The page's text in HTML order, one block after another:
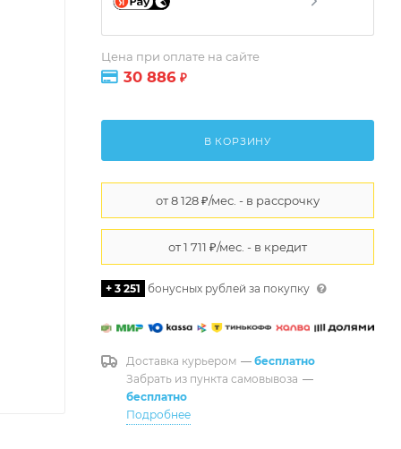
Цена при оплате на сайте
30 886 ₽
В КОРЗИНУ
+ 3 251 бонусных рублей за покупку
Доставка курьером — бесплатно
Забрать из пункта самовывоза —
бесплатно
Подробнее